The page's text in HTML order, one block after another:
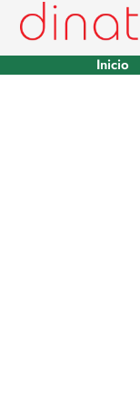
Inicio